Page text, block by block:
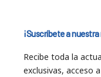
¡Suscríbete a
Recibe toda la
exclusivas, acceso